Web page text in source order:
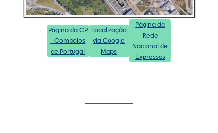
Página da CP
– Comboios
de Portugal
Localização
via Google
Maps
Página da
Rede
Nacional de
Expressos